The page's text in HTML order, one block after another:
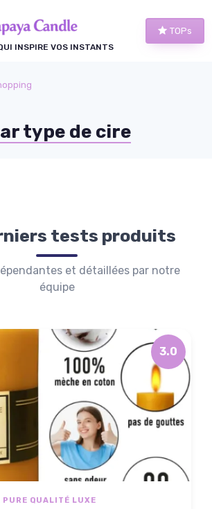
INSPIRE VOS INSTANTS
TOPs
type de cire
tests produits
et détaillées par notre
équipe
3.0
PURE QUALITÉ LUXE
des cookies